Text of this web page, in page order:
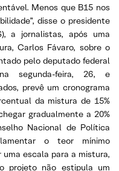
Menos que B15 nos
disse o presidente
a jornalistas, após uma
Carlos Fávaro, sobre o
pelo deputado federal
segunda-feira, 26, e
prevê um cronograma
da mistura de 15%
gradualmente a 20%
Nacional de Política
o teor mínimo
uma escala para a mistura,
projeto não estipula um